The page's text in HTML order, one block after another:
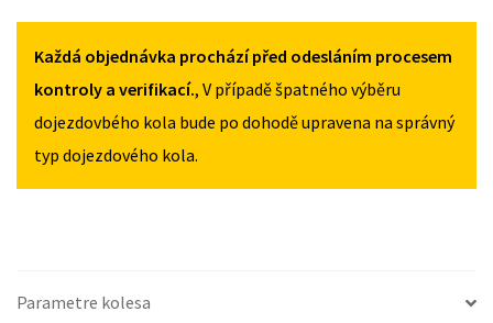
I30
2007-
125/80R17
MNOŽSTVÍ
Každá objednávka prochází před odesláním procesem
kontroly a verifikací., V případě špatného výběru
dojezdovbého kola bude po dohodě upravena na správný
typ dojezdového kola.
Parametre kolesa